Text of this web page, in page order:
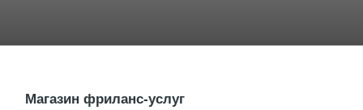
Магазин фриланс-услуг